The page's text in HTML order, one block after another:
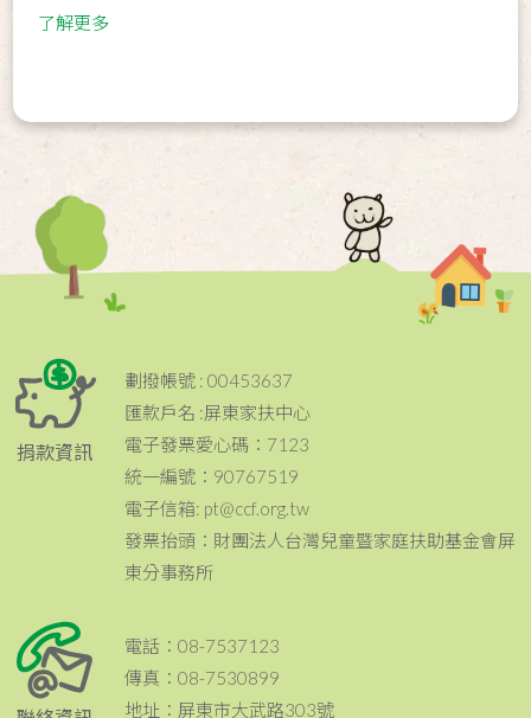
了解更多
捐款資訊
劃撥帳號 : 00453637
匯款戶名 :屏東家扶中心
電子發票愛心碼：7123
統一編號：90767519
電子信箱: pt@ccf.org.tw
發票抬頭：財團法人台灣兒童暨家庭扶助基金會屏
東分事務所
電話：08-7537123
傳真：08-7530899
地址：屏東市大武路303號